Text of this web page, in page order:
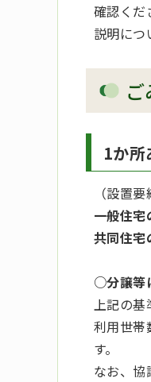
確認くだ
説明につ
1か所
（設置
一般住
共同住宅
○分譲等
上記の基
利用世帯
す。
なお、協